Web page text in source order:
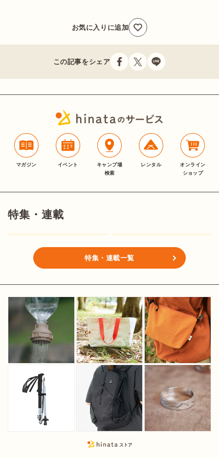
お気に入りに追加
この記事をシェア
マガジン イベント
キャンプ場
検索
レンタル
オンライン
ショップ
特集・連載
特集・連載一覧